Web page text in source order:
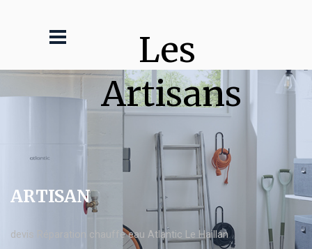
Les
Artisans
ARTISAN
devis Réparation chauffe eau Atlantic Le Haillan